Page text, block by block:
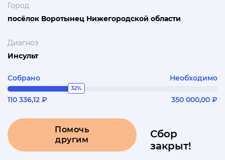
Город
посёлок Воротынец Нижегородской области
Диагноз
Инсульт
Собрано Необходимо
32%
110 336,12 ₽ 350 000,00 ₽
Помочь
другим
Сбор
закрыт!